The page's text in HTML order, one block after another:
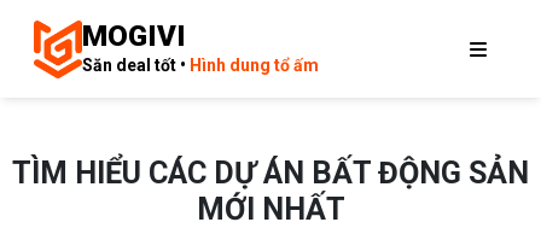
MOGIVI
Săn deal tốt • Hình dung tổ ấm
TÌM HIỂU CÁC DỰ ÁN BẤT ĐỘNG SẢN
MỚI NHẤT